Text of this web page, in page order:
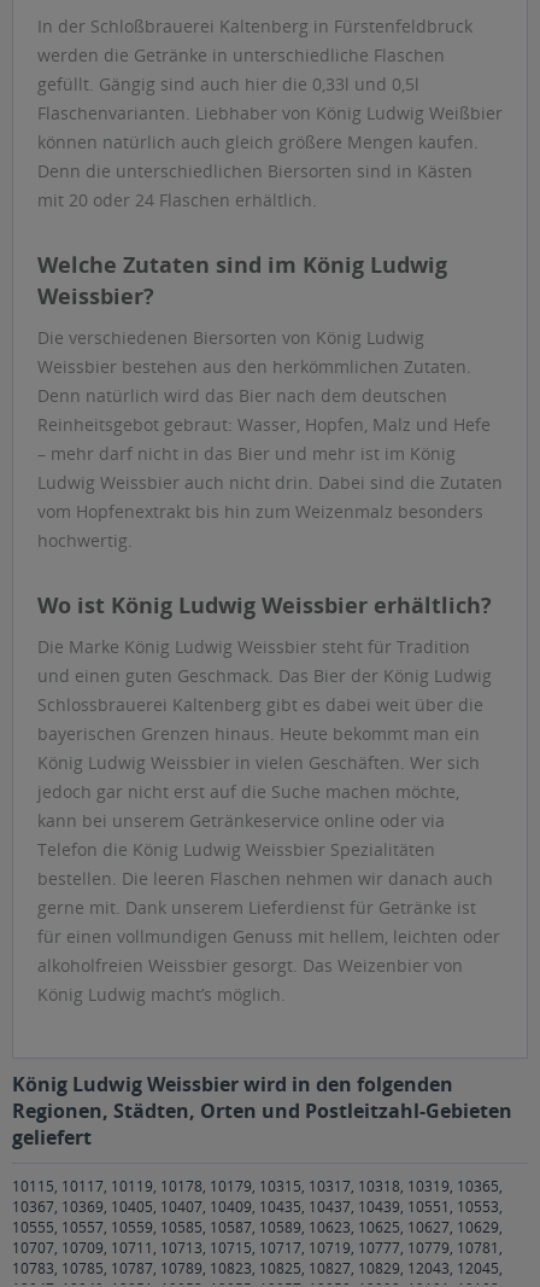
In der Schloßbrauerei Kaltenberg in Fürstenfeldbruck
werden die Getränke in unterschiedliche Flaschen
gefüllt. Gängig sind auch hier die 0,33l und 0,5l
Flaschenvarianten. Liebhaber von König Ludwig Weißbier
können natürlich auch gleich größere Mengen kaufen.
Denn die unterschiedlichen Biersorten sind in Kästen
mit 20 oder 24 Flaschen erhältlich.
Welche Zutaten sind im König Ludwig
Weissbier?
Die verschiedenen Biersorten von König Ludwig
Weissbier bestehen aus den herkömmlichen Zutaten.
Denn natürlich wird das Bier nach dem deutschen
Reinheitsgebot gebraut: Wasser, Hopfen, Malz und Hefe
– mehr darf nicht in das Bier und mehr ist im König
Ludwig Weissbier auch nicht drin. Dabei sind die Zutaten
vom Hopfenextrakt bis hin zum Weizenmalz besonders
hochwertig.
Wo ist König Ludwig Weissbier erhältlich?
Die Marke König Ludwig Weissbier steht für Tradition
und einen guten Geschmack. Das Bier der König Ludwig
Schlossbrauerei Kaltenberg gibt es dabei weit über die
bayerischen Grenzen hinaus. Heute bekommt man ein
König Ludwig Weissbier in vielen Geschäften. Wer sich
jedoch gar nicht erst auf die Suche machen möchte,
kann bei unserem Getränkeservice online oder via
Telefon die König Ludwig Weissbier Spezialitäten
bestellen. Die leeren Flaschen nehmen wir danach auch
gerne mit. Dank unserem Lieferdienst für Getränke ist
für einen vollmundigen Genuss mit hellem, leichten oder
alkoholfreien Weissbier gesorgt. Das Weizenbier von
König Ludwig macht’s möglich.
König Ludwig Weissbier wird in den folgenden
Regionen, Städten, Orten und Postleitzahl-Gebieten
geliefert
10115, 10117, 10119, 10178, 10179, 10315, 10317, 10318, 10319, 10365,
10367, 10369, 10405, 10407, 10409, 10435, 10437, 10439, 10551, 10553,
10555, 10557, 10559, 10585, 10587, 10589, 10623, 10625, 10627, 10629,
10707, 10709, 10711, 10713, 10715, 10717, 10719, 10777, 10779, 10781,
10783, 10785, 10787, 10789, 10823, 10825, 10827, 10829, 12043, 12045,